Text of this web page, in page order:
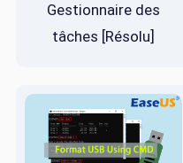
Gestionnaire des
tâches [Résolu]